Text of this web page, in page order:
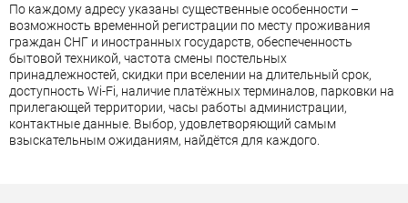
По каждому адресу указаны существенные особенности –
возможность временной регистрации по месту проживания
граждан СНГ и иностранных государств, обеспеченность
бытовой техникой, частота смены постельных
принадлежностей, скидки при вселении на длительный срок,
доступность Wi-Fi, наличие платёжных терминалов, парковки на
прилегающей территории, часы работы администрации,
контактные данные. Выбор, удовлетворяющий самым
взыскательным ожиданиям, найдётся для каждого.